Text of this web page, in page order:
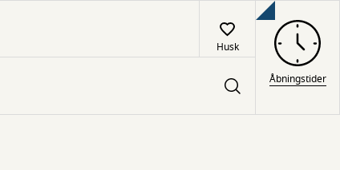
Husk
Åbningstider